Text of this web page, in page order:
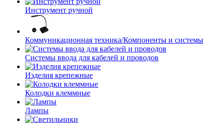
Инструмент ручной
Коммуникационная техника/Компоненты и системы
Системы ввода для кабелей и проводов
Изделия крепежные
Колодки клеммные
Лампы